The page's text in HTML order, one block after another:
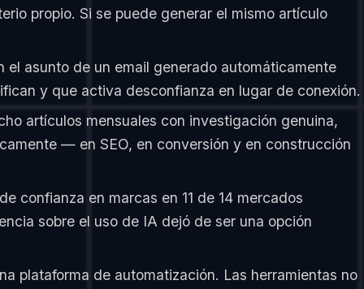
propio. Si se puede generar el mismo artículo
el asunto de un email generado automáticamente
y que activa desconfianza en lugar de conexión.
artículos mensuales con investigación genuina,
— en SEO, en conversión y en construcción
confianza en marcas en 11 de 14 mercados
sobre el uso de IA dejó de ser una opción
plataforma de automatización. Las herramientas no